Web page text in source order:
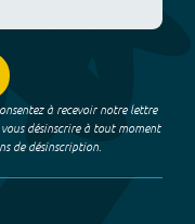
à recevoir notre lettre
désinscrire à tout moment
de désinscription.